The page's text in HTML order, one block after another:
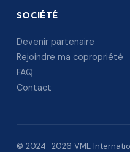
SOCIÉTÉ
Devenir partenaire
Rejoindre ma copropriété
FAQ
Contact
© 2024–2026 VME